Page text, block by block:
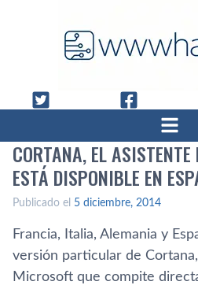
CORTANA, EL
ESTÁ DISPONIBLE EN
Publicado el 5 diciembre, 2014
Francia, Italia, Alemania y
versión particular de
Microsoft que compite